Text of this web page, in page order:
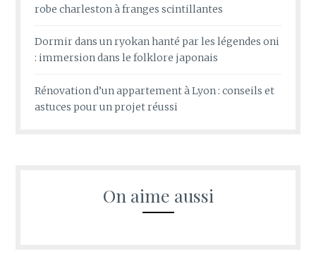
robe charleston à franges scintillantes
Dormir dans un ryokan hanté par les légendes oni
: immersion dans le folklore japonais
Rénovation d’un appartement à Lyon : conseils et
astuces pour un projet réussi
On aime aussi